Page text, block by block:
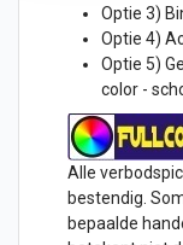
Optie 3)
Optie 4)
Optie 5)
color -
Alle
bestendig.
bepaalde